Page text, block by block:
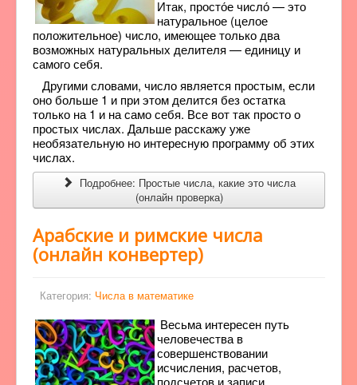
Итак, просто́е число́ — это
натуральное (целое
положительное) число, имеющее только два
возможных натуральных делителя — единицу и
самого себя.
Другими словами, число является простым, если
оно больше 1 и при этом делится без остатка
только на 1 и на само себя. Все вот так просто о
простых числах. Дальше расскажу уже
необязательную но интересную программу об этих
числах.
Подробнее: Простые числа, какие это числа
(онлайн проверка)
Арабские и римские числа
(онлайн конвертер)
Категория: Числа в математике
Весьма интересен путь
человечества в
совершенствовании
исчисления, расчетов,
подсчетов и записи